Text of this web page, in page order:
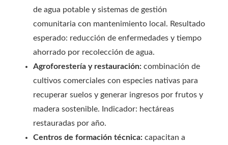
de agua potable y sistemas de gestión
comunitaria con mantenimiento local. Resultado
esperado: reducción de enfermedades y tiempo
ahorrado por recolección de agua.
Agroforestería y restauración: combinación de
cultivos comerciales con especies nativas para
recuperar suelos y generar ingresos por frutos y
madera sostenible. Indicador: hectáreas
restauradas por año.
Centros de formación técnica: capacitan a